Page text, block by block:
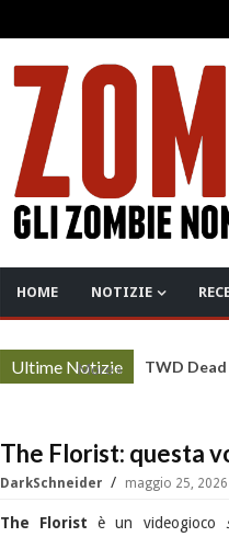
HOME NOTIZIE
Ultime Notizie
More » TWD
The Florist: questa
DarkSchneider maggio 25, 2026
The Florist è un videogioco